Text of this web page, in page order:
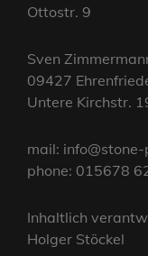
Ottostr. 9
Sven
09427
Untere Kirchstr.
mail:
phone: 015678
Inhaltlich
Holger Stöckel